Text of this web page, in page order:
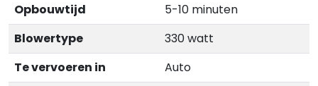
Opbouwtijd
5-10 minuten
Blowertype
330 watt
Te vervoeren in
Auto